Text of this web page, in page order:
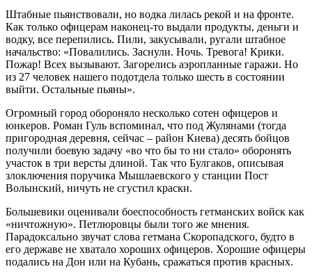
Штабные пьянствовали, но водка лилась рекой и на фронте.
Как только офицерам наконец-то выдали продукты, деньги и
водку, все перепились. Пили, закусывали, ругали штабное
начальство: «Повалились. Заснули. Ночь. Тревога! Крики.
Пожар! Всех вызывают. Загорелись аэропланные гаражи. Но
из 27 человек нашего подотдела только шесть в состоянии
выйти. Остальные пьяны».
Огромный город обороняло несколько сотен офицеров и
юнкеров. Роман Гуль вспоминал, что под Жулянами (тогда
пригородная деревня, сейчас – район Киева) десять бойцов
получили боевую задачу «во что бы то ни стало» оборонять
участок в три версты длиной. Так что Булгаков, описывая
злоключения поручика Мышлаевского у станции Пост
Волынский, ничуть не сгустил краски.
Большевики оценивали боеспособность гетманских войск как
«ничтожную». Петлюровцы были того же мнения.
Парадоксально звучат слова гетмана Скоропадского, будто в
его державе не хватало хороших офицеров. Хорошие офицеры
подались на Дон или на Кубань, сражаться против красных.